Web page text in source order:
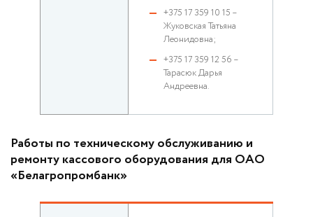
+375 17 359 10 15 –
Жуковская Татьяна
Леонидовна;
+375 17 359 12 56 –
Тарасюк Дарья
Андреевна.
Работы по техническому обслуживанию и
ремонту кассового оборудования для ОАО
«Белагропромбанк»